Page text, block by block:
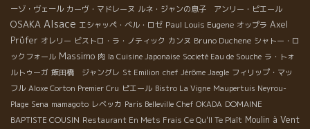
ーゾ・ヴェール カーヴ・マドレーヌ ルネ・ジャンの息子 アンリー・ピエール
OSAKA Alsace エシャッペ・ベル・ロゼ Paul Louis Eugene オップラ Axel
Prϋfer オレリー ビストロ・ラ・ノティック カンヌ Bruno Duchene シャトー・ロ
ックフォール Massimo 肉 la Cuisine Japonaise Societé Eau de Souche ラ・トォ
ルトゥーガ 飯田橋 ジャングレ St Emilion chef Jérôme Jaegle フィリップ・マッ
フル Aloxe Corton Premier Cru ピエール Bistro La Vigne Maupertuis Neyrou-
Plage Sena mamagoto レベッカ Paris Belleville Chef OKADA DOMAINE
BAPTISTE COUSIN Restaurant En Mets Frais Ce Qu'Il Te Plaît Moulin à Vent